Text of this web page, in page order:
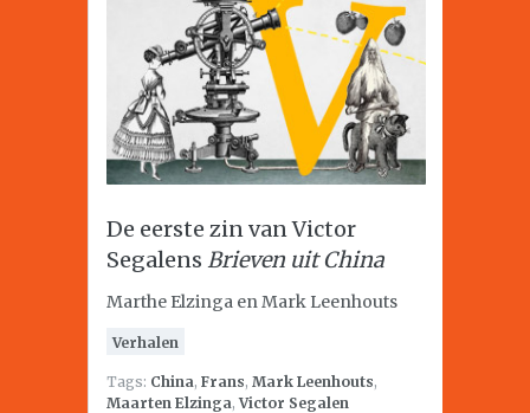
De eerste zin van Victor
Segalens Brieven uit China
Marthe Elzinga en Mark Leenhouts
Verhalen
Tags: China, Frans, Mark Leenhouts,
Maarten Elzinga,Victor Segalen